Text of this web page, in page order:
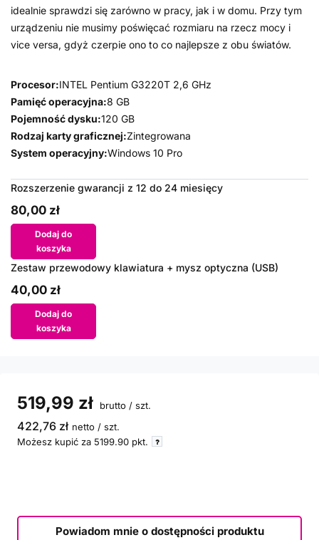
idealnie sprawdzi się zarówno w pracy, jak i w domu. Przy tym
urządzeniu nie musimy poświęcać rozmiaru na rzecz mocy i
vice versa, gdyż czerpie ono to co najlepsze z obu światów.
Procesor:INTEL Pentium G3220T 2,6 GHz
Pamięć operacyjna:8 GB
Pojemność dysku:120 GB
Rodzaj karty graficznej:Zintegrowana
System operacyjny:Windows 10 Pro
Rozszerzenie gwarancji z 12 do 24 miesięcy
80,00 zł
Dodaj do
koszyka
Zestaw przewodowy klawiatura + mysz optyczna (USB)
40,00 zł
Dodaj do
koszyka
519,99 zł brutto / szt.
422,76 zł netto / szt.
Możesz kupić za 5199.90 pkt.
Powiadom mnie o dostępności produktu